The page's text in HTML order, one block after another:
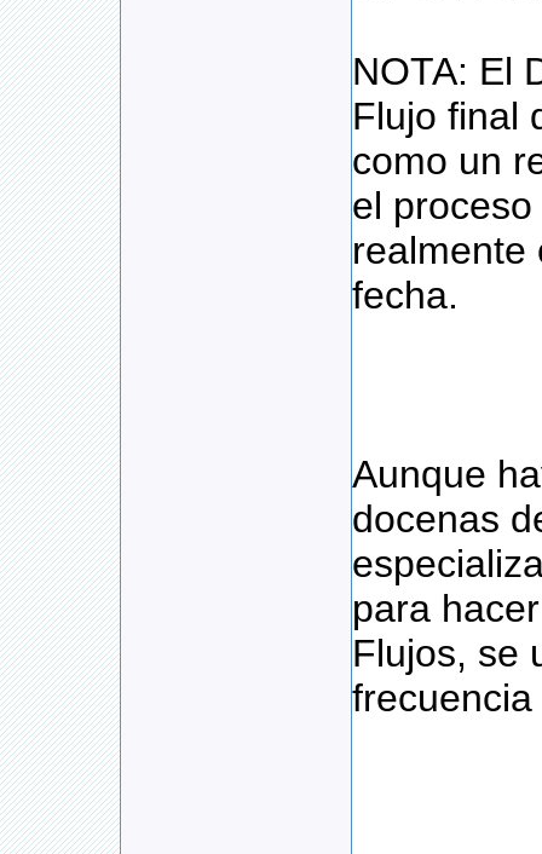
NOTA: El
Flujo final
como un
el
realmente
fecha.
Aunque
docenas
para
Flujos, se